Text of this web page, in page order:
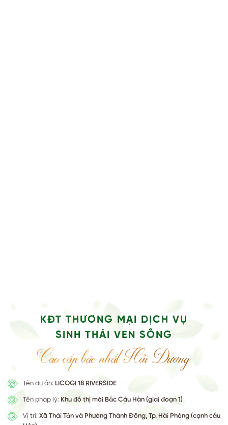
KĐT THƯƠNG MẠI DỊCH VỤ
SINH THÁI VEN SÔNG
Cao cấp bậc nhất Hải Dương
Tên dự án: LICOGI 18 RIVERSIDE
Tên pháp lý: Khu đô thị mới Bắc Cầu Hàn (giai đoạn 1)
Vị trí: Xã Thái Tân và Phường Thành Đông, Tp. Hải Phòng (cạnh cầu